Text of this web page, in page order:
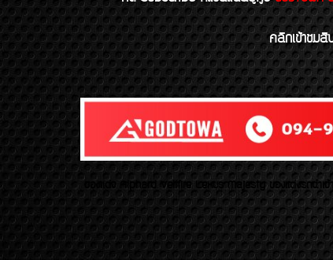
คลิกเข้าชมสิ
ของเเต่ง Alphard Vellfire Lexus Majesty ของเเต่งรถนำ